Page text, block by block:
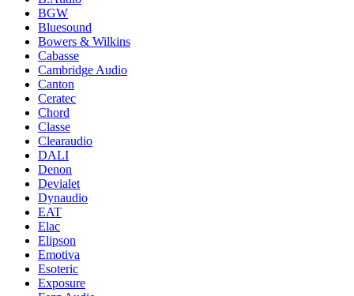
BGW
Bluesound
Bowers & Wilkins
Cabasse
Cambridge Audio
Canton
Ceratec
Chord
Classe
Clearaudio
DALI
Denon
Devialet
Dynaudio
EAT
Elac
Elipson
Emotiva
Esoteric
Exposure